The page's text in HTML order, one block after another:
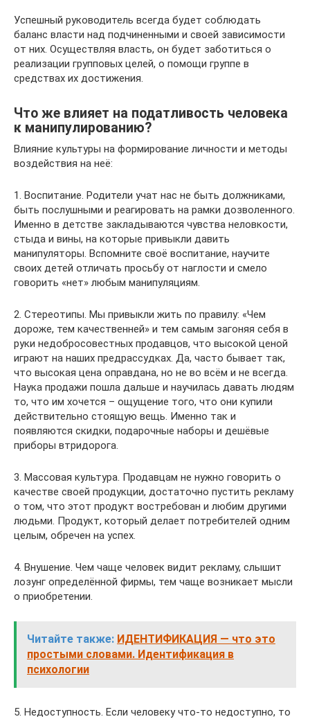
Успешный руководитель всегда будет соблюдать
баланс власти над подчиненными и своей зависимости
от них. Осуществляя власть, он будет заботиться о
реализации групповых целей, о помощи группе в
средствах их достижения.
Что же влияет на податливость человека
к манипулированию?
Влияние культуры на формирование личности и методы
воздействия на неё:
1. Воспитание. Родители учат нас не быть должниками,
быть послушными и реагировать на рамки дозволенного.
Именно в детстве закладываются чувства неловкости,
стыда и вины, на которые привыкли давить
манипуляторы. Вспомните своё воспитание, научите
своих детей отличать просьбу от наглости и смело
говорить «нет» любым манипуляциям.
2. Стереотипы. Мы привыкли жить по правилу: «Чем
дороже, тем качественней» и тем самым загоняя себя в
руки недобросовестных продавцов, что высокой ценой
играют на наших предрассудках. Да, часто бывает так,
что высокая цена оправдана, но не во всём и не всегда.
Наука продажи пошла дальше и научилась давать людям
то, что им хочется – ощущение того, что они купили
действительно стоящую вещь. Именно так и
появляются скидки, подарочные наборы и дешёвые
приборы втридорога.
3. Массовая культура. Продавцам не нужно говорить о
качестве своей продукции, достаточно пустить рекламу
о том, что этот продукт востребован и любим другими
людьми. Продукт, который делает потребителей одним
целым, обречен на успех.
4. Внушение. Чем чаще человек видит рекламу, слышит
лозунг определённой фирмы, тем чаще возникает мысли
о приобретении.
Читайте также: ИДЕНТИФИКАЦИЯ — что это
простыми словами. Идентификация в
психологии
5. Недоступность. Если человеку что-то недоступно, то